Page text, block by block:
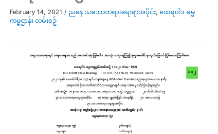
February 14, 2021 / ညနေ သဘောတရားရေးရာအပိုင်း, ထေရဝါဒ ဓမ္မ
ကမ္မဌာန်း လမ်းစဥ်